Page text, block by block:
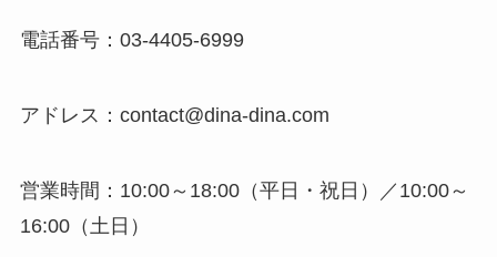
電話番号：03-4405-6999
アドレス：contact@dina-dina.com
営業時間：10:00～18:00（平日・祝日）／10:00～
16:00（土日）